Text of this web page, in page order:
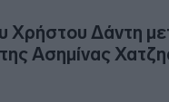
Χρήστου Δάντη
Ασημίνας